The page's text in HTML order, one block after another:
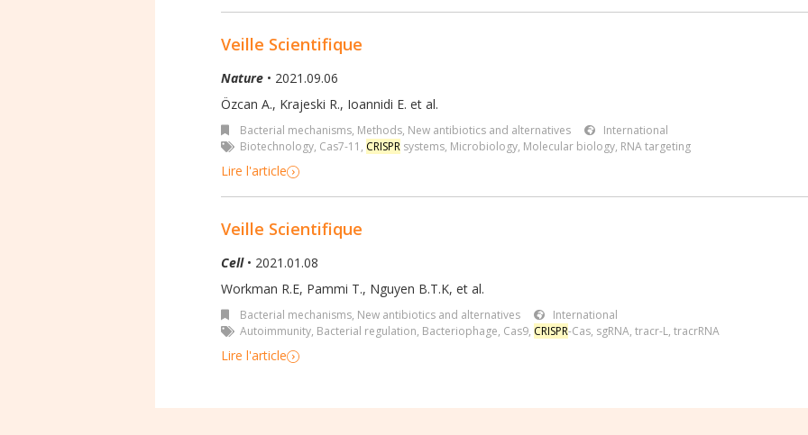
Veille Scientifique
Nature • 2021.09.06
Özcan A., Krajeski R., Ioannidi E. et al.
Bacterial mechanisms, Methods, New antibiotics and alternatives
International
Biotechnology, Cas7-11 , CRISPR systems, Microbiology, Molecular biology, RNA targeting
Lire l'article
Veille Scientifique
Cell• 2021.01.08
Workman R.E, Pammi T., Nguyen B.T.K, et al.
Bacterial mechanisms, New antibiotics and alternatives
International
Autoimmunity, Bacterial regulation, Bacteriophage, Cas9, CRISPR-Cas, sgRNA, tracr-L, tracrRNA
Lire l'article